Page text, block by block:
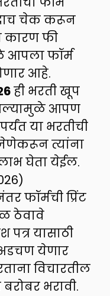
चेक करून
कारण फी
फॉर्म
आहे.
ही भरती खूप
आपण
या भरतीची
त्यांना
घेता येईल.
फॉर्मची प्रिंट
ठेवावे
यासाठी
येणार
विचारतील
बरोबर भरावी.